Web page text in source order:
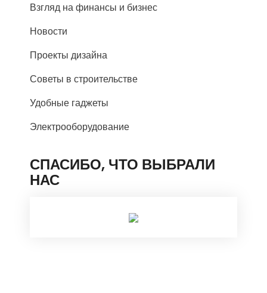
Взгляд на финансы и бизнес
Новости
Проекты дизайна
Советы в строительстве
Удобные гаджеты
Электрооборудование
СПАСИБО, ЧТО ВЫБРАЛИ
НАС